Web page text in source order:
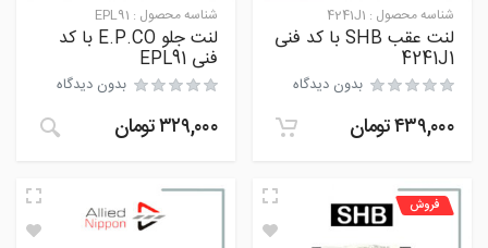
شناسه محصول : 4241J1
لنت عقب SHB با کد فنی
4241J1
بدون دیدگاه
۴۳۹,۰۰۰تومان
شناسه محصول : EPL91
لنت جلو E.P.CO با کد
فنی EPL91
بدون دیدگاه
۳۲۹,۰۰۰تومان
فروش